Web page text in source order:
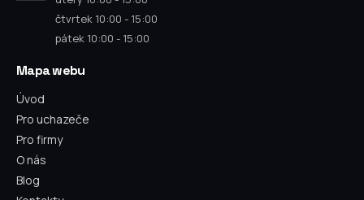
čtvrtek 10:00 - 15:00
pátek 10:00 - 15:00
Mapa webu
Úvod
Pro uchazeče
Pro firmy
O nás
Blog